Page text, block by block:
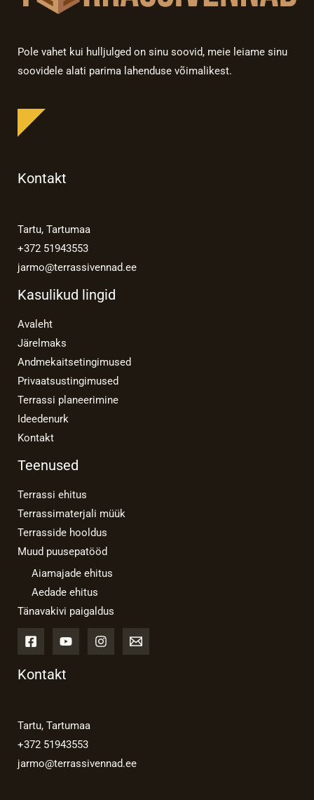
Pole vahet kui hulljulged on sinu soovid, meie leiame sinu
soovidele alati parima lahenduse võimalikest.
Kontakt
Tartu, Tartumaa
+372 51943553
jarmo@terrassivennad.ee
Kasulikud lingid
Avaleht
Järelmaks
Andmekaitsetingimused
Privaatsustingimused
Terrassi planeerimine
Ideedenurk
Kontakt
Teenused
Terrassi ehitus
Terrassimaterjali müük
Terrasside hooldus
Muud puusepatööd
Aiamajade ehitus
Aedade ehitus
Tänavakivi paigaldus
Kontakt
Tartu, Tartumaa
+372 51943553
jarmo@terrassivennad.ee